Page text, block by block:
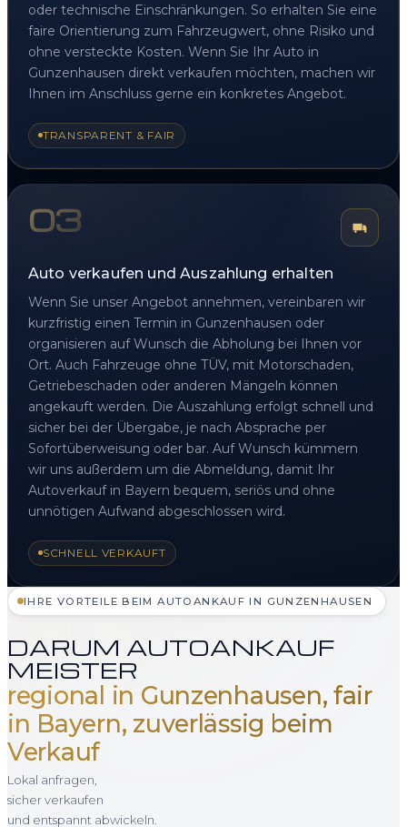
oder technische Einschränkungen. So erhalten Sie eine
faire Orientierung zum Fahrzeugwert, ohne Risiko und
ohne versteckte Kosten. Wenn Sie Ihr Auto in
Gunzenhausen direkt verkaufen möchten, machen wir
Ihnen im Anschluss gerne ein konkretes Angebot.
TRANSPARENT & FAIR
03
Auto verkaufen und Auszahlung erhalten
Wenn Sie unser Angebot annehmen, vereinbaren wir
kurzfristig einen Termin in Gunzenhausen oder
organisieren auf Wunsch die Abholung bei Ihnen vor
Ort. Auch Fahrzeuge ohne TÜV, mit Motorschaden,
Getriebeschaden oder anderen Mängeln können
angekauft werden. Die Auszahlung erfolgt schnell und
sicher bei der Übergabe, je nach Absprache per
Sofortüberweisung oder bar. Auf Wunsch kümmern
wir uns außerdem um die Abmeldung, damit Ihr
Autoverkauf in Bayern bequem, seriös und ohne
unnötigen Aufwand abgeschlossen wird.
SCHNELL VERKAUFT
IHRE VORTEILE BEIM AUTOANKAUF IN GUNZENHAUSEN
DARUM AUTOANKAUF
MEISTER
regional in Gunzenhausen, fair
in Bayern, zuverlässig beim
Verkauf
Lokal anfragen,
sicher verkaufen
und entspannt abwickeln.